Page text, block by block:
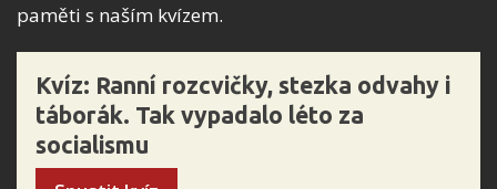
paměti s naším kvízem.
Kvíz: Ranní rozcvičky, stezka odvahy i
táborák. Tak vypadalo léto za
socialismu